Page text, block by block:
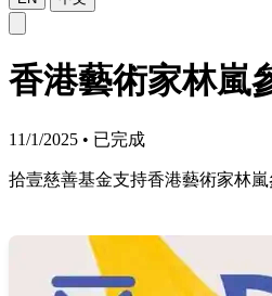
香港藝術家林嵐
11/1/2025 • 已完成
拾壹慈善基金支持香港藝術家林